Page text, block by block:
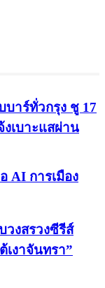
าร์ทั่วกรุง ชู 17
งเบาะแสผ่าน
AI การเมือง
วงสรวงซีรีส์
เงาจันทรา”